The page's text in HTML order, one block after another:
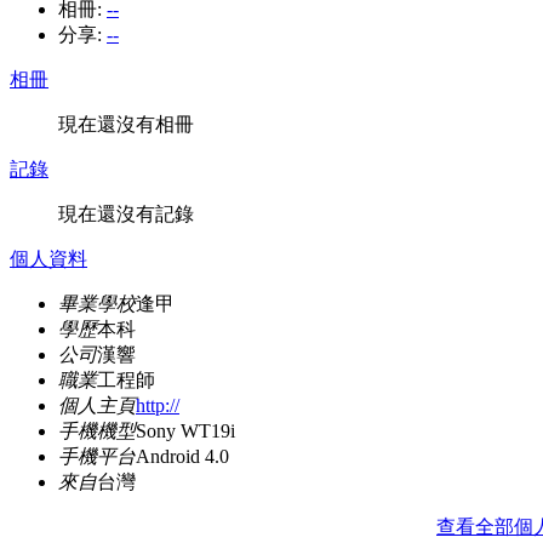
相冊: --
分享: --
相冊
現在還沒有相冊
記錄
現在還沒有記錄
個人資料
畢業學校逢甲
學歷本科
公司漢響
職業工程師
個人主頁http://
手機機型Sony WT19i
手機平台Android 4.0
來自台灣
查看全部個